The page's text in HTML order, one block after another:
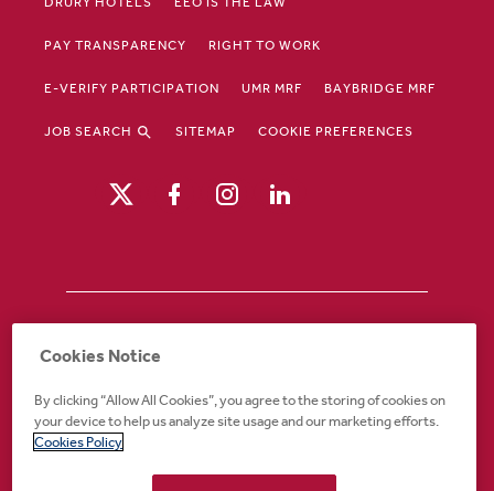
PAY TRANSPARENCY RIGHT TO WORK
E-VERIFY PARTICIPATION UMR MRF BAYBRIDGE MRF
JOB SEARCH SITEMAP COOKIE PREFERENCES
affirmative action employer. If you require an
open positions or for any other part of the
application or employment process, please
Cookies Notice
By clicking “Allow All Cookies”, you agree to the storing of cookies on
your device to help us analyze site usage and our marketing efforts.
Cookies Policy